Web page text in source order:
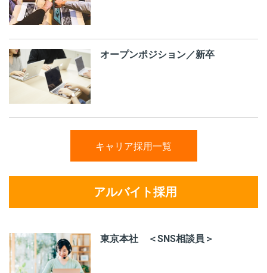
オープンポジション／新卒
キャリア採用一覧
アルバイト採用
東京本社 ＜SNS相談員＞